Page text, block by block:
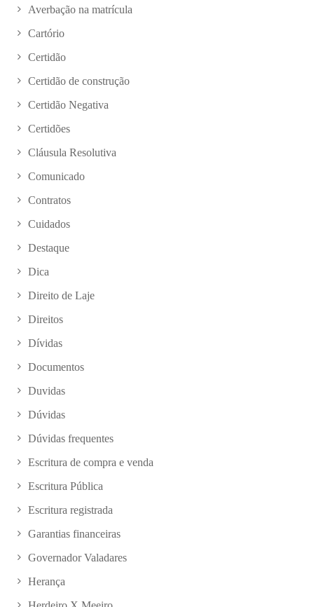
Averbação na matrícula
Cartório
Certidão
Certidão de construção
Certidão Negativa
Certidões
Cláusula Resolutiva
Comunicado
Contratos
Cuidados
Destaque
Dica
Direito de Laje
Direitos
Dívidas
Documentos
Duvidas
Dúvidas
Dúvidas frequentes
Escritura de compra e venda
Escritura Pública
Escritura registrada
Garantias financeiras
Governador Valadares
Herança